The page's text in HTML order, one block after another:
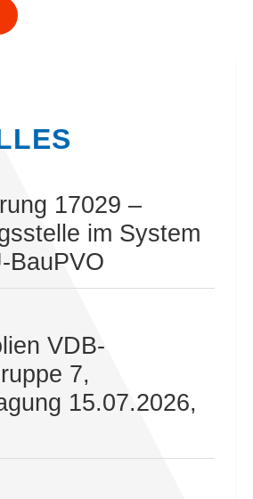
17029 –
im System
BauPVO
VDB-
7,
15.07.2026,